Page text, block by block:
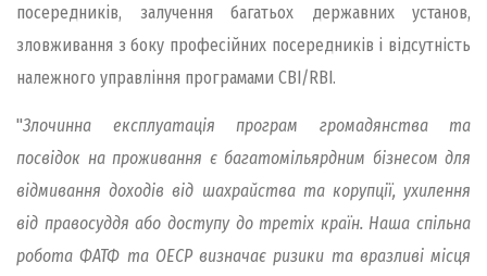
посередників, залучення багатьох державних установ,
зловживання з боку професійних посередників і відсутність
належного управління програмами CBI/RBI.
"Злочинна експлуатація програм громадянства та
посвідок на проживання є багатомільярдним бізнесом для
відмивання доходів від шахрайства та корупції, ухилення
від правосуддя або доступу до третіх країн. Наша спільна
робота ФАТФ та ОЕСР визначає ризики та вразливі місця